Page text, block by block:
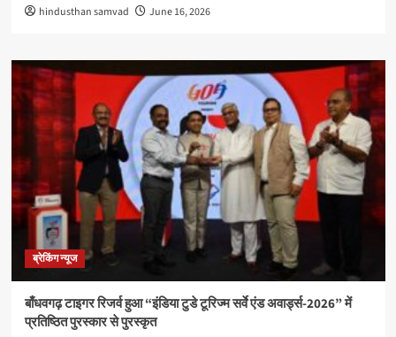
hindusthan samvad June 16, 2026
ब्रेकिंग न्यूज
बाँधवगढ़ टाइगर रिजर्व हुआ “इंडिया टुडे टूरिज्म सर्वे एंड अवार्ड्स-2026” में
प्रतिष्ठित पुरस्कार से पुरस्कृत